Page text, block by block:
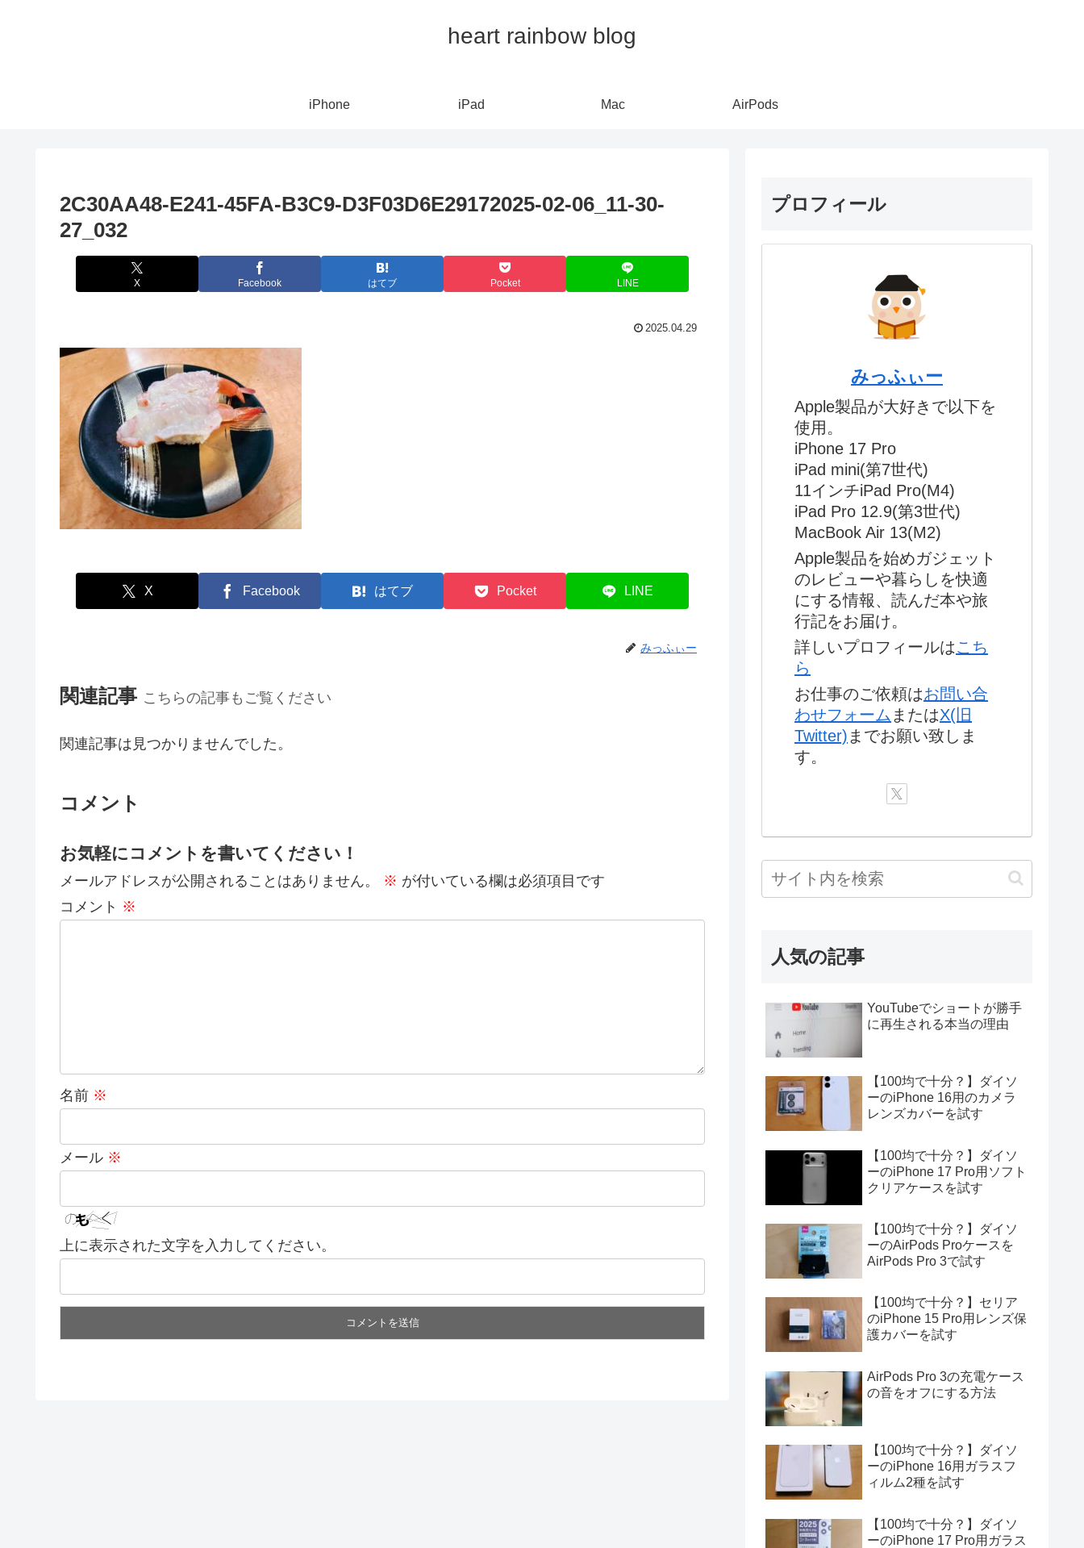
heart rainbow blog
iPhone iPad Mac AirPods
2C30AA48-E241-45FA-B3C9-D3F03D6E29172025-02-06_11-30-
27_032
X Facebook はてブ Pocket LINE
2025.04.29
X Facebook はてブ Pocket LINE
みっふぃー
関連記事 こちらの記事もご覧ください
関連記事は見つかりませんでした。
コメント
お気軽にコメントを書いてください！
メールアドレスが公開されることはありません。 ※ が付いている欄は必須項目です
コメント ※
名前 ※
メール ※
上に表示された文字を入力してください。
プロフィール
みっふぃー
Apple製品が大好きで以下を
使用。
iPhone 17 Pro
iPad mini(第7世代)
11インチiPad Pro(M4)
iPad Pro 12.9(第3世代)
MacBook Air 13(M2)
Apple製品を始めガジェット
のレビューや暮らしを快適
にする情報、読んだ本や旅
行記をお届け。
詳しいプロフィールはこち
ら
お仕事のご依頼はお問い合
わせフォーム またはX(旧
Twitter) までお願い致しま
す。
人気の記事
YouTubeでショートが勝手
に再生される本当の理由
【100均で十分？】ダイソ
ーのiPhone 16用のカメラ
レンズカバーを試す
【100均で十分？】ダイソ
ーのiPhone 17 Pro用ソフト
クリアケースを試す
【100均で十分？】ダイソ
ーのAirPods Proケースを
AirPods Pro 3で試す
【100均で十分？】セリア
のiPhone 15 Pro用レンズ保
護カバーを試す
AirPods Pro 3の充電ケース
の音をオフにする方法
【100均で十分？】ダイソ
ーのiPhone 16用ガラスフ
ィルム2種を試す
【100均で十分？】ダイソ
ーのiPhone 17 Pro用ガラス